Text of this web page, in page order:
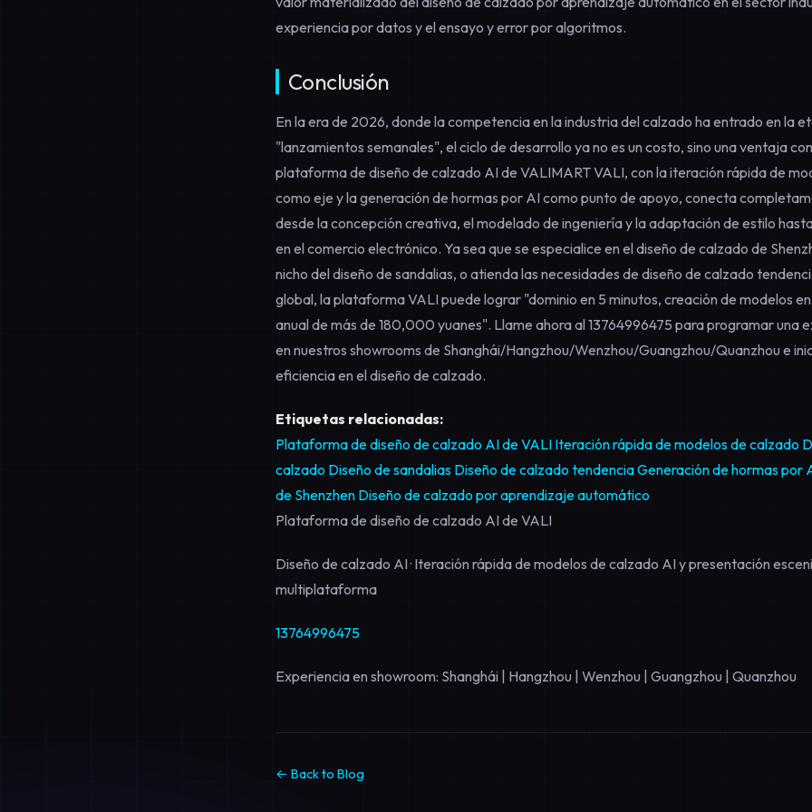
experiencia por datos y el ensayo y error por algoritmos.
Conclusión
En la era de 2026, donde la competencia en la industria del calzado ha entrado en la
"lanzamientos semanales", el ciclo de desarrollo ya no es un costo, sino una ventaja
plataforma de diseño de calzado AI de VALIMART VALI, con laiteración rápida de
como eje y lageneración de hormas por AIcomo punto de apoyo, conecta
desde la concepción creativa, el modelado de ingeniería y la adaptación de estilo
en el comercio electrónico. Ya sea que se especialice en eldiseño de calzado de
nicho deldiseño de sandalias, o atienda las necesidades de diseño de calzado
global, la plataforma VALI puede lograr "dominio en 5 minutos, creación de modelos
anual de más de 180,000 yuanes". Llame ahora al13764996475 para programar una
en nuestros showrooms de Shanghái/Hangzhou/Wenzhou/Guangzhou/Quanzhou e
eficiencia en el diseño de calzado.
Etiquetas relacionadas:
Plataforma de diseño de calzado AI de VALI Iteración rápida de modelos de calzado
calzado Diseño de sandalias Diseño de calzado tendenciaGeneración de hormas por
de Shenzhen Diseño de calzado por aprendizaje automático
Plataforma de diseño de calzado AI de VALI
Diseño de calzado AI · Iteración rápida de modelos de calzado AI y presentación
multiplataforma
13764996475
Experiencia en showroom: Shanghái | Hangzhou | Wenzhou | Guangzhou | Quanzhou
← Back to Blog